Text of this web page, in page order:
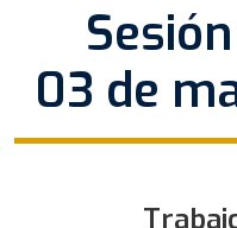
03 de